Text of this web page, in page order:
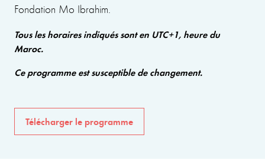
Fondation Mo Ibrahim.
Tous les horaires indiqués sont en UTC+1, heure du
Maroc.
Ce programme est susceptible de changement.
Télécharger le programme